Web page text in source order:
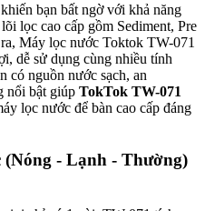
bạn bất ngờ với khả năng
lọc cao cấp gồm Sediment, Pre
Máy lọc nước Toktok TW-071
dễ sử dụng cùng nhiều tính
có nguồn nước sạch, an
nổi bật giúp TokTok TW-071
lọc nước để bàn cao cấp đáng
(Nóng - Lạnh - Thường)